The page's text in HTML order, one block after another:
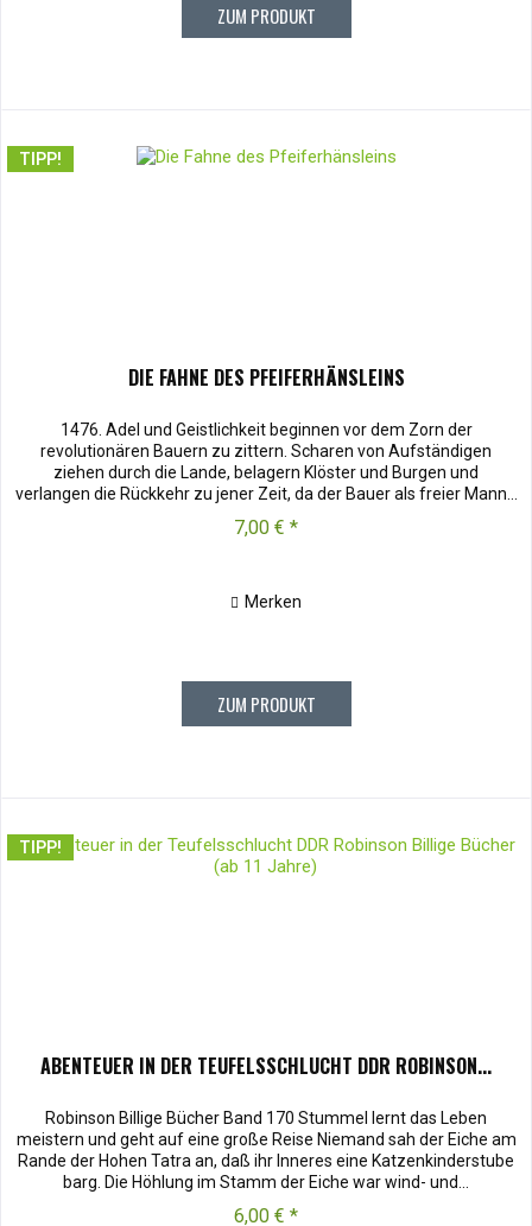
ZUM PRODUKT
TIPP!
DIE FAHNE DES PFEIFERHÄNSLEINS
1476. Adel und Geistlichkeit beginnen vor dem Zorn der
revolutionären Bauern zu zittern. Scharen von Aufständigen
ziehen durch die Lande, belagern Klöster und Burgen und
verlangen die Rückkehr zu jener Zeit, da der Bauer als freier Mann...
7,00 € *
Merken
ZUM PRODUKT
TIPP!
ABENTEUER IN DER TEUFELSSCHLUCHT DDR ROBINSON...
Robinson Billige Bücher Band 170 Stummel lernt das Leben
meistern und geht auf eine große Reise Niemand sah der Eiche am
Rande der Hohen Tatra an, daß ihr Inneres eine Katzenkinderstube
barg. Die Höhlung im Stamm der Eiche war wind- und...
6,00 € *